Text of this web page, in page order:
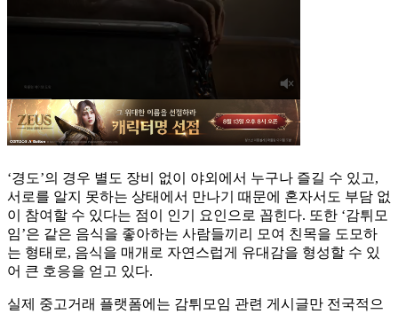
‘경도’의 경우 별도 장비 없이 야외에서 누구나 즐길 수 있고,
서로를 알지 못하는 상태에서 만나기 때문에 혼자서도 부담 없
이 참여할 수 있다는 점이 인기 요인으로 꼽힌다. 또한 ‘감튀모
임’은 같은 음식을 좋아하는 사람들끼리 모여 친목을 도모하
는 형태로, 음식을 매개로 자연스럽게 유대감을 형성할 수 있
어 큰 호응을 얻고 있다.
실제 중고거래 플랫폼에는 감튀모임 관련 게시글만 전국적으